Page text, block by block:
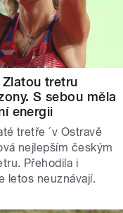
tretru
S sebou měla
energii
tretře ´v Ostravě
nejlepším českým
Přehodila i
letos neuznávají.